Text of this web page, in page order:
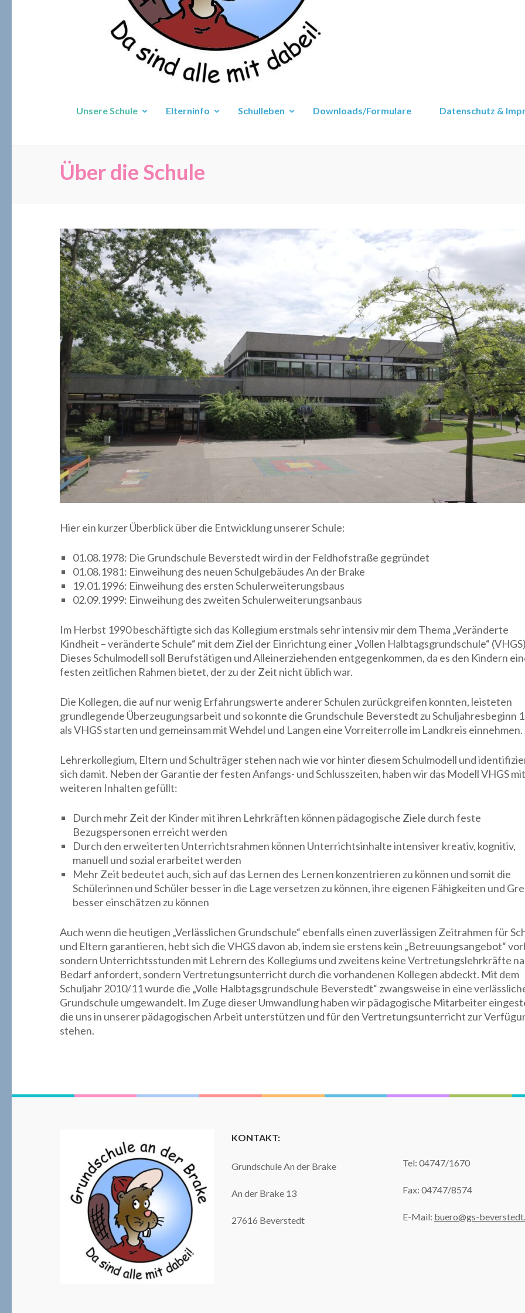
Unsere Schule Elterninfo Schulleben Downloads/Formulare Datenschutz &
Über die Schule
Hier ein kurzer Überblick über die Entwicklung unserer Schule:
01.08.1978: Die Grundschule Beverstedt wird in der Feldhofstraße gegründet
01.08.1981: Einweihung des neuen Schulgebäudes An der Brake
19.01.1996: Einweihung des ersten Schulerweiterungsbaus
02.09.1999: Einweihung des zweiten Schulerweiterungsanbaus
Im Herbst 1990 beschäftigte sich das Kollegium erstmals sehr intensiv mir dem Thema „Veränderte
Kindheit – veränderte Schule“ mit dem Ziel der Einrichtung einer „Vollen Halbtagsgrundschule“
Dieses Schulmodell soll Berufstätigen und Alleinerziehenden entgegenkommen, da es den Kindern
festen zeitlichen Rahmen bietet, der zu der Zeit nicht üblich war.
Die Kollegen, die auf nur wenig Erfahrungswerte anderer Schulen zurückgreifen konnten, leisteten
grundlegende Überzeugungsarbeit und so konnte die Grundschule Beverstedt zu Schuljahresbeginn
als VHGS starten und gemeinsam mit Wehdel und Langen eine Vorreiterrolle im Landkreis einnehmen.
Lehrerkollegium, Eltern und Schulträger stehen nach wie vor hinter diesem Schulmodell und
sich damit. Neben der Garantie der festen Anfangs- und Schlusszeiten, haben wir das Modell VHGS mit
weiteren Inhalten gefüllt:
Durch mehr Zeit der Kinder mit ihren Lehrkräften können pädagogische Ziele durch feste
Bezugspersonen erreicht werden
Durch den erweiterten Unterrichtsrahmen können Unterrichtsinhalte intensiver kreativ, kognitiv,
manuell und sozial erarbeitet werden
Mehr Zeit bedeutet auch, sich auf das Lernen des Lernen konzentrieren zu können und somit die
Schülerinnen und Schüler besser in die Lage versetzen zu können, ihre eigenen Fähigkeiten und
besser einschätzen zu können
Auch wenn die heutigen „Verlässlichen Grundschule“ ebenfalls einen zuverlässigen Zeitrahmen für
und Eltern garantieren, hebt sich die VHGS davon ab, indem sie erstens kein „Betreuungsangebot“
sondern Unterrichtsstunden mit Lehrern des Kollegiums und zweitens keine Vertretungslehrkräfte
Bedarf anfordert, sondern Vertretungsunterricht durch die vorhandenen Kollegen abdeckt. Mit dem
Schuljahr 2010/11 wurde die „Volle Halbtagsgrundschule Beverstedt“ zwangsweise in eine
Grundschule umgewandelt. Im Zuge dieser Umwandlung haben wir pädagogische Mitarbeiter
die uns in unserer pädagogischen Arbeit unterstützen und für den Vertretungsunterricht zur
stehen.
KONTAKT:
Grundschule An der Brake
An der Brake 13
27616 Beverstedt
Tel: 04747/1670
Fax: 04747/8574
E-Mail: buero@gs-